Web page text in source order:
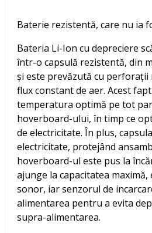
Baterie rezistentă, care nu ia
Bateria Li-Ion cu depreciere
într-o capsulă rezistentă, din
și este prevăzută cu perforații
flux constant de aer. Acest
temperatura optimă pe tot
hoverboard-ului, în timp ce
de electricitate. În plus,
electricitate, protejând
hoverboard-ul este pus la
ajunge la capacitatea
sonor, iar senzorul de
alimentarea pentru a evita
supra-alimentarea.